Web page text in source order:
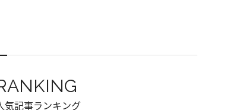
気記事ランキング